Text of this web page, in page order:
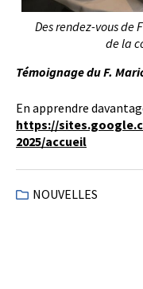
Des rendez-vous de
de la
Témoignage du F.
En apprendre
https://
2025/accueil
NOUVELLES